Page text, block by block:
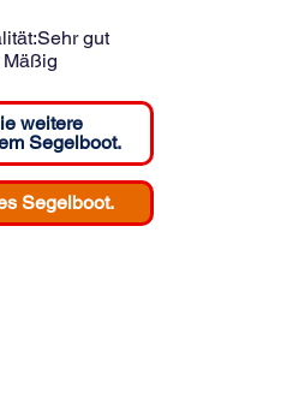
Sehr gut
Mäßig
weitere
Segelboot.
Segelboot.